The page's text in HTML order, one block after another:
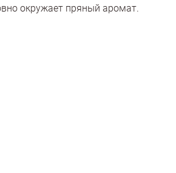
окружает пряный аромат.